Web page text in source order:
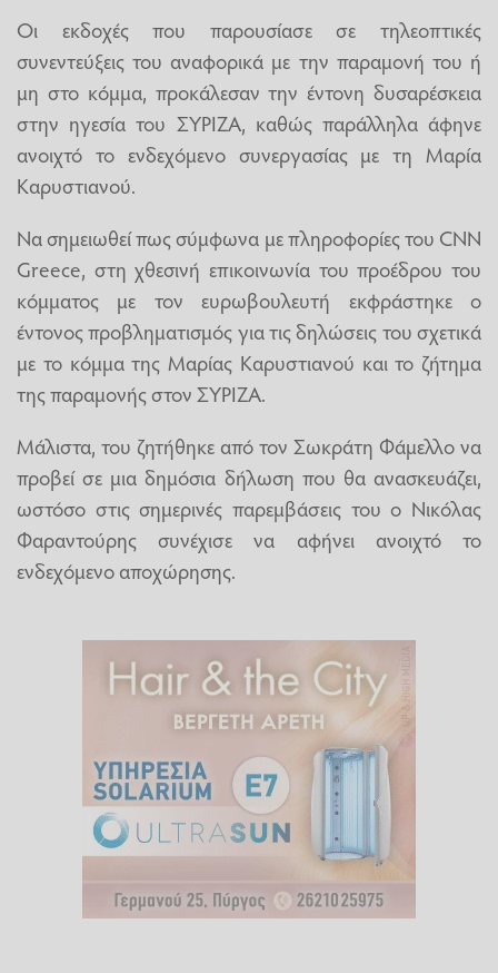
Οι εκδοχές που παρουσίασε σε τηλεοπτικές
συνεντεύξεις του αναφορικά με την παραμονή του ή
μη στο κόμμα, προκάλεσαν την έντονη δυσαρέσκεια
στην ηγεσία του ΣΥΡΙΖΑ, καθώς παράλληλα άφηνε
ανοιχτό το ενδεχόμενο συνεργασίας με τη Μαρία
Καρυστιανού.
Να σημειωθεί πως σύμφωνα με πληροφορίες του CNN
Greece, στη χθεσινή επικοινωνία του προέδρου του
κόμματος με τον ευρωβουλευτή εκφράστηκε ο
έντονος προβληματισμός για τις δηλώσεις του σχετικά
με το κόμμα της Μαρίας Καρυστιανού και το ζήτημα
της παραμονής στον ΣΥΡΙΖΑ.
Μάλιστα, του ζητήθηκε από τον Σωκράτη Φάμελλο να
προβεί σε μια δημόσια δήλωση που θα ανασκευάζει,
ωστόσο στις σημερινές παρεμβάσεις του ο Νικόλας
Φαραντούρης συνέχισε να αφήνει ανοιχτό το
ενδεχόμενο αποχώρησης.